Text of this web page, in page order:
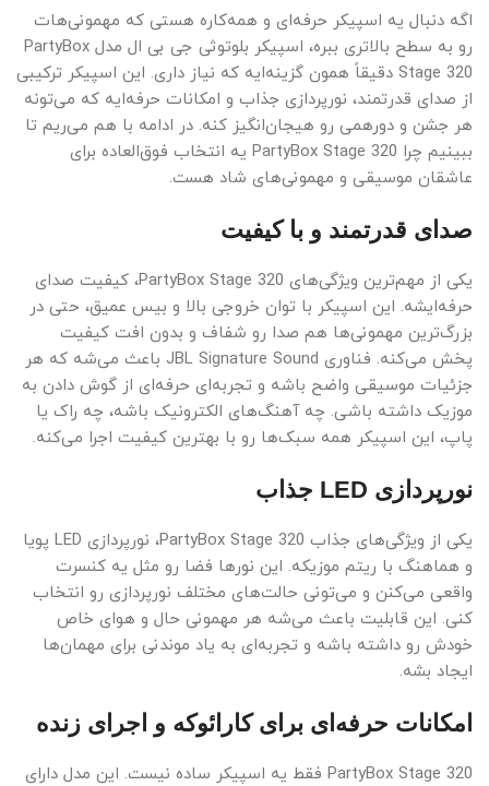
اگه دنبال یه اسپیکر حرفه‌ای و همه‌کاره هستی که مهمونی‌هات
رو به سطح بالاتری ببره، اسپیکر بلوتوثی جی بی ال مدل PartyBox
Stage 320 دقیقاً همون گزینه‌ایه که نیاز داری. این اسپیکر ترکیبی
از صدای قدرتمند، نورپردازی جذاب و امکانات حرفه‌ایه که می‌تونه
هر جشن و دورهمی رو هیجان‌انگیز کنه. در ادامه با هم می‌ریم تا
ببینیم چرا PartyBox Stage 320 یه انتخاب فوق‌العاده برای
عاشقان موسیقی و مهمونی‌های شاد هست.
صدای قدرتمند و با کیفیت
یکی از مهم‌ترین ویژگی‌های PartyBox Stage 320، کیفیت صدای
حرفه‌ایشه. این اسپیکر با توان خروجی بالا و بیس عمیق، حتی در
بزرگ‌ترین مهمونی‌ها هم صدا رو شفاف و بدون افت کیفیت
پخش می‌کنه. فناوری JBL Signature Sound باعث می‌شه که هر
جزئیات موسیقی واضح باشه و تجربه‌ای حرفه‌ای از گوش دادن به
موزیک داشته باشی. چه آهنگ‌های الکترونیک باشه، چه راک یا
پاپ، این اسپیکر همه سبک‌ها رو با بهترین کیفیت اجرا می‌کنه.
نورپردازی LED جذاب
یکی از ویژگی‌های جذاب PartyBox Stage 320، نورپردازی LED پویا
و هماهنگ با ریتم موزیکه. این نورها فضا رو مثل یه کنسرت
واقعی می‌کنن و می‌تونی حالت‌های مختلف نورپردازی رو انتخاب
کنی. این قابلیت باعث می‌شه هر مهمونی حال و هوای خاص
خودش رو داشته باشه و تجربه‌ای به یاد موندنی برای مهمان‌ها
ایجاد بشه.
امکانات حرفه‌ای برای کارائوکه و اجرای زنده
PartyBox Stage 320 فقط یه اسپیکر ساده نیست. این مدل دارای